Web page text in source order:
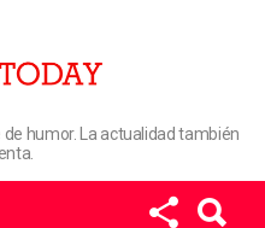
humor. La actualidad también